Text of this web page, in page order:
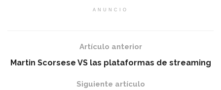
ANUNCIO
Artículo anterior
Martin Scorsese VS las plataformas de streaming
Siguiente artículo